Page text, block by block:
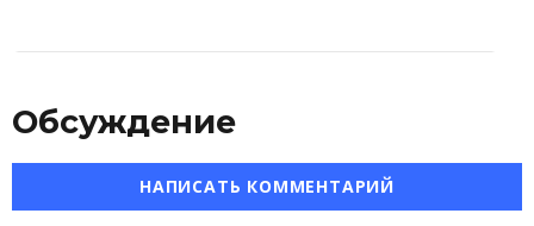
Обсуждение
НАПИСАТЬ КОММЕНТАРИЙ